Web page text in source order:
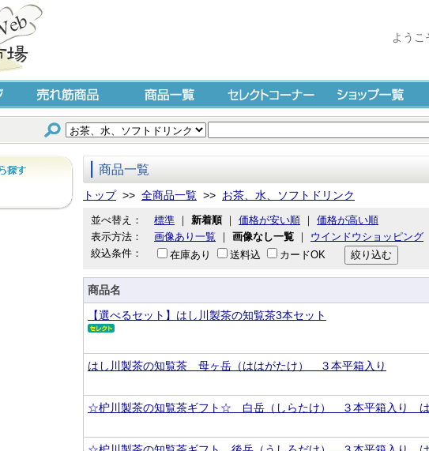
ようこ
売れ筋商品 商品一覧 セレクトコーナー ショップ一覧
商品一覧
トップ>> 全商品一覧 >> お茶、水、ソフトドリンク
並べ替え： 標準 ｜ 新着順｜ 価格が安い順 ｜ 価格が高い順
表示方法：
画像あり一覧 ｜ 画像なし一覧 ｜ ウインドウショッピング
絞込条件：
在庫あり 送料込 カードOK
商品名
【選べるセット】はし川製茶の知覧茶3本セット
はし川製茶の知覧茶 母ヶ岳（ははがたけ） ３本平箱入り
☆枦川製茶の知覧茶ギフト☆ 白岳（しらたけ） ３本平箱入り は